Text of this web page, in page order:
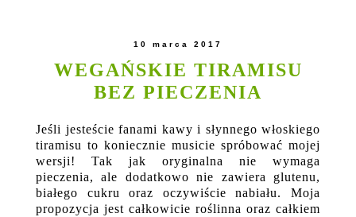
10 marca 2017
WEGAŃSKIE TIRAMISU
BEZ PIECZENIA
Jeśli jesteście fanami kawy i słynnego włoskiego
tiramisu to koniecznie musicie spróbować mojej
wersji! Tak jak oryginalna nie wymaga
pieczenia, ale dodatkowo nie zawiera glutenu,
białego cukru oraz oczywiście nabiału. Moja
propozycja jest całkowicie roślinna oraz całkiem